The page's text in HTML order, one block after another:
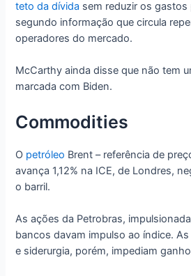
teto da dívida sem reduzir os
segundo informação que circula
operadores do mercado.
McCarthy ainda disse que não tem
marcada com Biden.
Commodities
O petróleo Brent – referência de
avança 1,12% na ICE, de Londres,
o barril.
As ações da Petrobras,
bancos davam impulso ao índice.
e siderurgia, porém, impediam